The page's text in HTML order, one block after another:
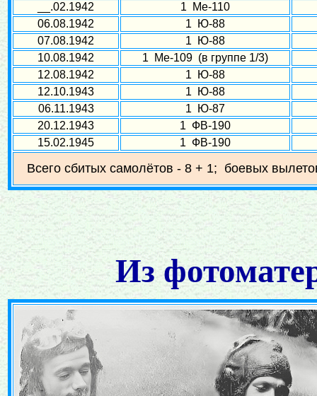
__.02.1942
1 Ме-110
06.08.1942
1 Ю-88
07.08.1942
1 Ю-88
10.08.1942
1 Ме-109 (в группе 1/3)
12.08.1942
1 Ю-88
12.10.1943
1 Ю-88
06.11.1943
1 Ю-87
20.12.1943
1 ФВ-190
15.02.1945
1 ФВ-190
Всего сбитых самолётов - 8 + 1; боевых
Из